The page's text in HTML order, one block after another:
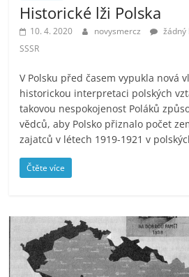
Historické lži Polska
10. 4. 2020 novysmercz žádný
SSSR
V Polsku před časem vypukla nová
historickou interpretaci polských
takovou nespokojenost Poláků
vědců, aby Polsko přiznalo počet
zajatců v létech 1919-1921 v
Čtěte více